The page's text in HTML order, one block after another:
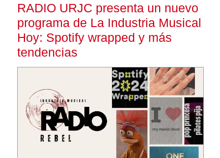
RADIO URJC presenta un nuevo
programa de La Industria Musical
Hoy: Spotify wrapped y más
tendencias